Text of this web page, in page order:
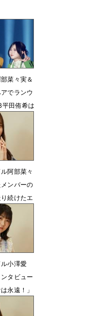
菜々実＆
でランウ
田侑希は
心と
04分
阿部菜々
ンバーの
続けたエ
01分
小澤愛
タビュー
永遠！」
00分